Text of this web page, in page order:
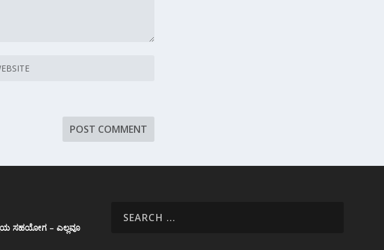
ಸಹಯೋಗ – ಎಲ್ಲವೂ